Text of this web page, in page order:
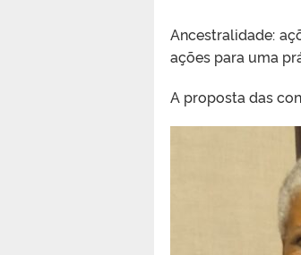
Ancestralidade:
ações para uma
A proposta das